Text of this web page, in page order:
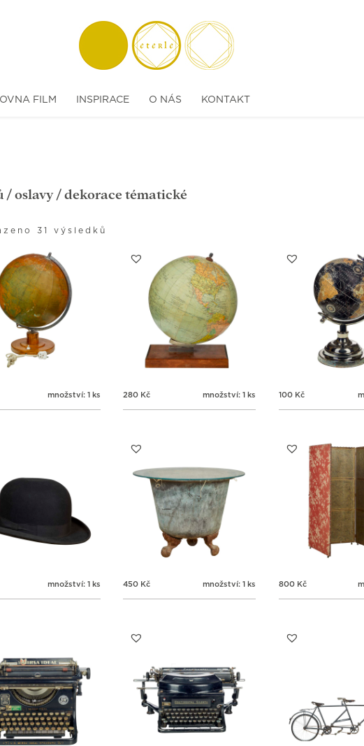
FILM INSPIRACE O NÁS KONTAKT
/ oslavy/ dekorace tématické
31 výsledků
množství: 1 ks 280 Kč množství: 1 ks 100 Kč
množství: 1 ks 450 Kč množství: 1 ks 800 Kč